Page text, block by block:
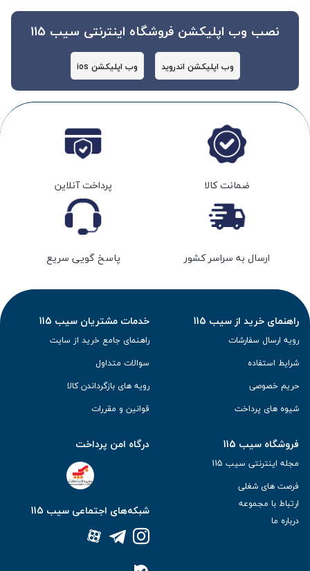
نصب وب اپلیکشن فروشگاه اینترنتی سیب 115
وب اپلیکشن اندروید وب اپلیکشن ios
ضمانت کالا پرداخت آنلاین
ارسال به سراسر کشور پاسخ گویی سریع
راهنمای خرید از سیب 115
رویه ارسال سفارشات
شرایط استفاده
حریم خصوصی
شیوه های پرداخت
خدمات مشتریان سیب 115
راهنمای جامع خرید از سایت
سوالات متداول
رویه های بازگرداندن کالا
قوانین و مقررات
فروشگاه سیب 115
مجله اینترنتی سیب 115
فرصت های شغلی
ارتباط با مجموعه
درباره ما
درگاه امن پرداخت
شبکه‌های اجتماعی سیب 115